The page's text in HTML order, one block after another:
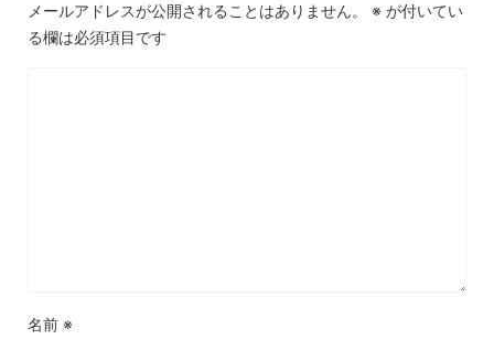
メールアドレスが公開されることはありません。 ※ が付いてい
る欄は必須項目です
名前 ※